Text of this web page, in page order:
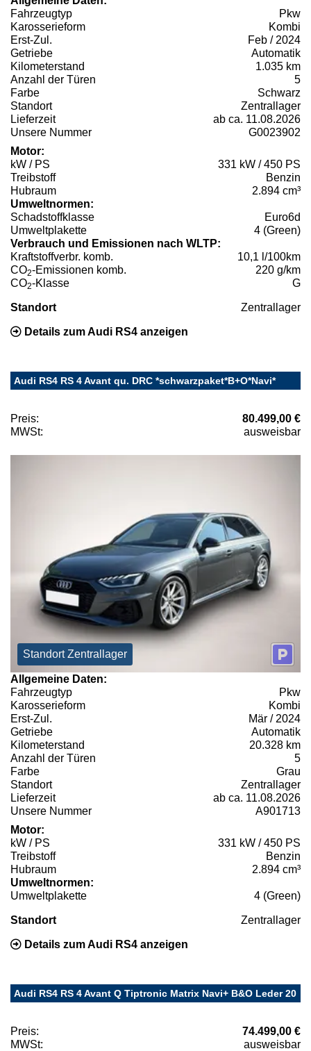
Fahrzeugtyp
Pkw
Karosserieform
Kombi
Erst-Zul.
Feb / 2024
Getriebe
Automatik
Kilometerstand
1.035 km
Anzahl der Türen
5
Farbe
Schwarz
Standort
Zentrallager
Lieferzeit
ab ca. 11.08.2026
Unsere Nummer
G0023902
Motor:
kW / PS
331 kW / 450 PS
Treibstoff
Benzin
Hubraum
2.894 cm³
Umweltnormen:
Schadstoffklasse
Euro6d
Umweltplakette
4 (Green)
Verbrauch und Emissionen nach WLTP:
Kraftstoffverbr. komb.
10,1 l/100km
CO2-Emissionen komb.
220 g/km
CO2-Klasse G
Standort Zentrallager
Details zum Audi RS4 anzeigen
Audi RS4 RS 4 Avant qu. DRC *schwarzpaket*B+O*Navi*
Preis:
80.499,00 €
MWSt:
ausweisbar
Standort Zentrallager
Allgemeine Daten:
Fahrzeugtyp
Pkw
Karosserieform
Kombi
Erst-Zul.
Mär / 2024
Getriebe
Automatik
Kilometerstand
20.328 km
Anzahl der Türen
5
Farbe
Grau
Standort
Zentrallager
Lieferzeit
ab ca. 11.08.2026
Unsere Nummer
A901713
Motor:
kW / PS
331 kW / 450 PS
Treibstoff
Benzin
Hubraum
2.894 cm³
Umweltnormen:
Umweltplakette
4 (Green)
Standort Zentrallager
Details zum Audi RS4 anzeigen
Audi RS4 RS 4 Avant Q Tiptronic Matrix Navi+ B&O Leder 20
Preis:
74.499,00 €
MWSt:
ausweisbar